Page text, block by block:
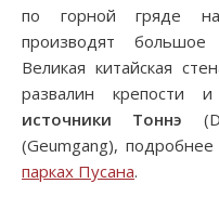
по горной гряде
производят большое
Великая китайская
развалин крепости
источники
Тоннэ
(Geumgang),
парках Пусана.